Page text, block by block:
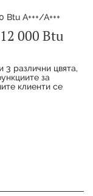
000 Btu
различни цвята,
за
клиенти се